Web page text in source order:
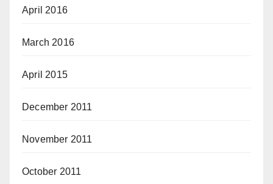
April 2016
March 2016
April 2015
December 2011
November 2011
October 2011